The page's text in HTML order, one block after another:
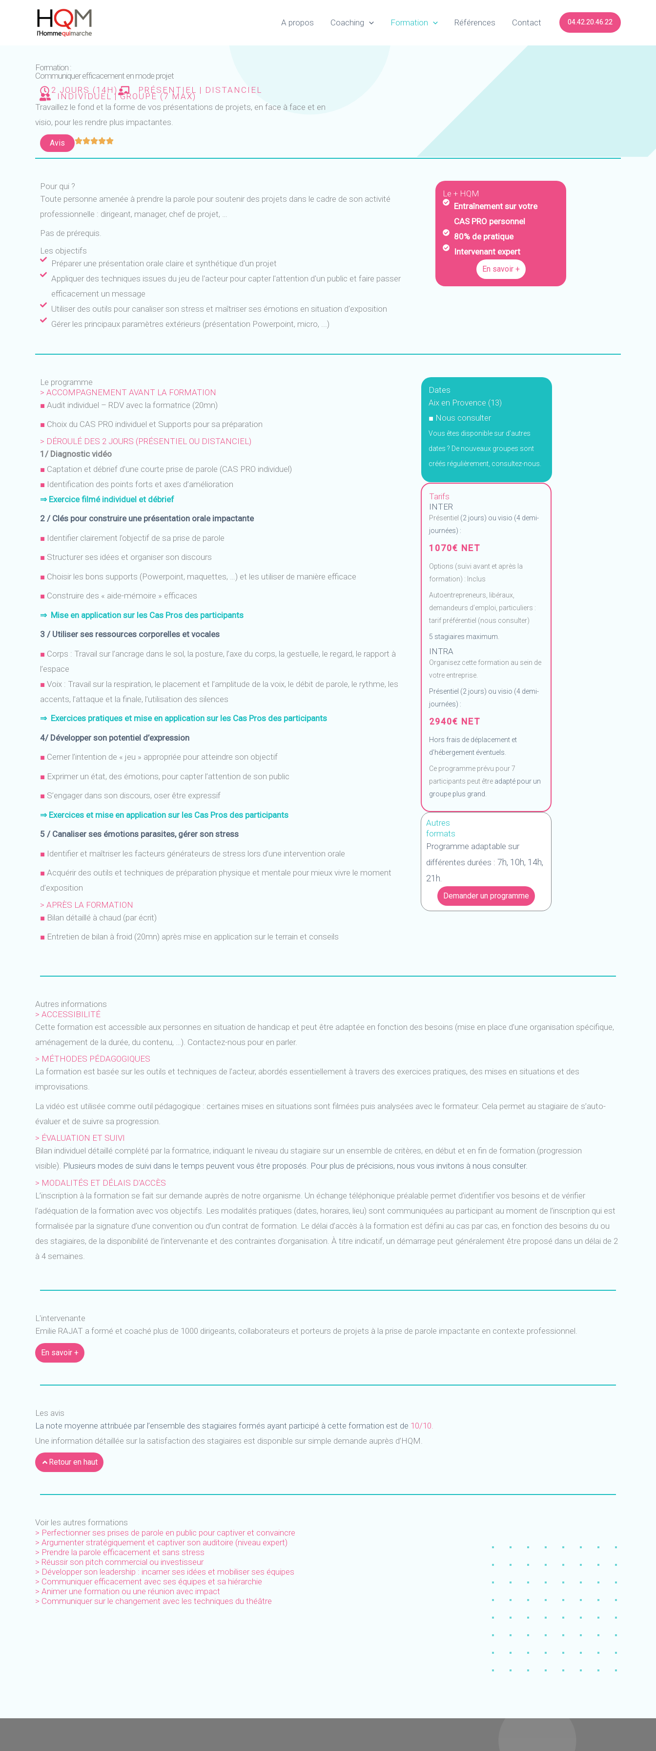
A propos Coaching Formation Références Contact 04.42.20.46.22
Formation :
Communiquer efficacement en mode projet
2 JOURS (14H)
PRÉSENTIEL | DISTANCIEL
INDIVIDUEL | GROUPE (7 MAX)
Travaillez le fond et la forme de vos présentations de projets, en face à face et en
visio, pour les rendre plus impactantes.
Avis
Pour qui ?
Toute personne amenée à prendre la parole pour soutenir des projets dans le cadre de son activité
professionnelle : dirigeant, manager, chef de projet, …
Pas de prérequis.
Les objectifs
Préparer une présentation orale claire et synthétique d'un projet
Appliquer des techniques issues du jeu de l'acteur pour capter l'attention d'un public et faire passer
efficacement un message
Utiliser des outils pour canaliser son stress et maîtriser ses émotions en situation d'exposition
Gérer les principaux paramètres extérieurs (présentation Powerpoint, micro, ...)
Le + HQM
Entraînement sur votre
CAS PRO personnel
80% de pratique
Intervenant expert
En savoir +
Le programme
> ACCOMPAGNEMENT AVANT LA FORMATION
■ Audit individuel – RDV avec la formatrice (20mn)
■ Choix du CAS PRO individuel et Supports pour sa préparation
> DÉROULÉ DES 2 JOURS (PRÉSENTIEL OU DISTANCIEL)
1/ Diagnostic vidéo
■ Captation et débrief d’une courte prise de parole (CAS PRO individuel)
■ Identification des points forts et axes d’amélioration
⇒ Exercice filmé individuel et débrief
2 / Clés pour construire une présentation orale impactante
■ Identifier clairement l’objectif de sa prise de parole
■ Structurer ses idées et organiser son discours
■ Choisir les bons supports (Powerpoint, maquettes, …) et les utiliser de manière efficace
■ Construire des « aide-mémoire » efficaces
⇒ Mise en application sur les Cas Pros des participants
3 / Utiliser ses ressources corporelles et vocales
■ Corps : Travail sur l’ancrage dans le sol, la posture, l’axe du corps, la gestuelle, le regard, le rapport à
l’espace
■ Voix : Travail sur la respiration, le placement et l’amplitude de la voix, le débit de parole, le rythme, les
accents, l’attaque et la finale, l’utilisation des silences
⇒ Exercices pratiques et mise en application sur les Cas Pros des participants
4/ Développer son potentiel d’expression
■ Cerner l’intention de « jeu » appropriée pour atteindre son objectif
■ Exprimer un état, des émotions, pour capter l’attention de son public
■ S’engager dans son discours, oser être expressif
⇒ Exercices et mise en application sur les Cas Pros des participants
5 / Canaliser ses émotions parasites, gérer son stress
■ Identifier et maîtriser les facteurs générateurs de stress lors d’une intervention orale
■ Acquérir des outils et techniques de préparation physique et mentale pour mieux vivre le moment
d’exposition
> APRÈS LA FORMATION
■ Bilan détaillé à chaud (par écrit)
■ Entretien de bilan à froid (20mn) après mise en application sur le terrain et conseils
Dates
Aix en Provence (13)
■ Nous consulter
Vous êtes disponible sur d’autres
dates ? De nouveaux groupes sont
créés régulièrement, consultez-nous.
Tarifs
INTER
Présentiel (2 jours) ou visio (4 demi-
journées) :
1070€ NET
Options (suivi avant et après la
formation) : Inclus
Autoentrepreneurs, libéraux,
demandeurs d’emploi, particuliers :
tarif préférentiel (nous consulter)
5 stagiaires maximum.
INTRA
Organisez cette formation au sein de
votre entreprise.
Présentiel (2 jours) ou visio (4 demi-
journées) :
2940€ NET
Hors frais de déplacement et
d’hébergement éventuels.
Ce programme prévu pour 7
participants peut être adapté pour un
groupe plus grand.
Autres
formats
Programme adaptable sur
différentes durées : 7h, 10h, 14h,
21h.
Demander un programme
Autres informations
> ACCESSIBILITÉ
Cette formation est accessible aux personnes en situation de handicap et peut être adaptée en fonction des besoins (mise en place d’une organisation spécifique,
aménagement de la durée, du contenu, …). Contactez-nous pour en parler.
> MÉTHODES PÉDAGOGIQUES
La formation est basée sur les outils et techniques de l’acteur, abordés essentiellement à travers des exercices pratiques, des mises en situations et des
improvisations.
La vidéo est utilisée comme outil pédagogique : certaines mises en situations sont filmées puis analysées avec le formateur. Cela permet au stagiaire de s’auto-
évaluer et de suivre sa progression.
> ÉVALUATION ET SUIVI
Bilan individuel détaillé complété par la formatrice, indiquant le niveau du stagiaire sur un ensemble de critères, en début et en fin de formation.(progression
visible). Plusieurs modes de suivi dans le temps peuvent vous être proposés. Pour plus de précisions, nous vous invitons à nous consulter.
> MODALITÉS ET DÉLAIS D'ACCÈS
L’inscription à la formation se fait sur demande auprès de notre organisme. Un échange téléphonique préalable permet d’identifier vos besoins et de vérifier
l’adéquation de la formation avec vos objectifs. Les modalités pratiques (dates, horaires, lieu) sont communiquées au participant au moment de l’inscription qui est
formalisée par la signature d’une convention ou d’un contrat de formation. Le délai d’accès à la formation est défini au cas par cas, en fonction des besoins du ou
des stagiaires, de la disponibilité de l’intervenante et des contraintes d’organisation. À titre indicatif, un démarrage peut généralement être proposé dans un délai de 2
à 4 semaines.
L'intervenante
Emilie RAJAT a formé et coaché plus de 1000 dirigeants, collaborateurs et porteurs de projets à la prise de parole impactante en contexte professionnel.
En savoir +
Les avis
La note moyenne attribuée par l’ensemble des stagiaires formés ayant participé à cette formation est de 10/10.
Une information détaillée sur la satisfaction des stagiaires est disponible sur simple demande auprès d’HQM.
Retour en haut
Voir les autres formations
> Perfectionner ses prises de parole en public pour captiver et convaincre
> Argumenter stratégiquement et captiver son auditoire (niveau expert)
> Prendre la parole efficacement et sans stress
> Réussir son pitch commercial ou investisseur
> Développer son leadership : incarner ses idées et mobiliser ses équipes
> Communiquer efficacement avec ses équipes et sa hiérarchie
> Animer une formation ou une réunion avec impact
> Communiquer sur le changement avec les techniques du théâtre